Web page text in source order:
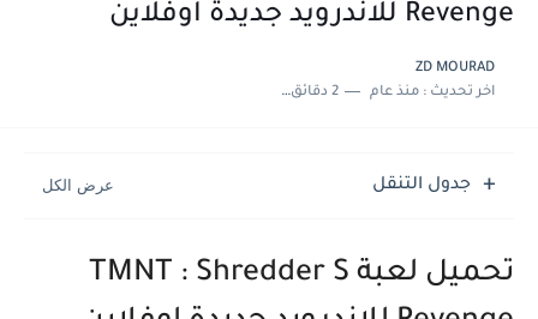
Revenge للاندرويد جديدة اوفلاين
ZD MOURAD
اخر تحديث :منذ عام 2 دقائق للقراءة
جدول التنقل
تحميل لعبة TMNT : Shredder S